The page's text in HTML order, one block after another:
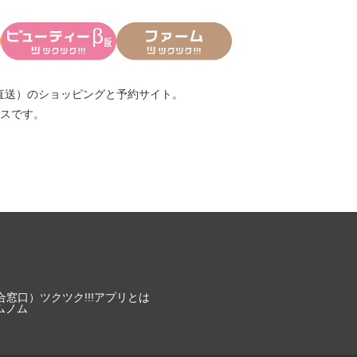
） のショッピングと予約サイト。
です。
口） ツクツク!!!アプリとは
ノム